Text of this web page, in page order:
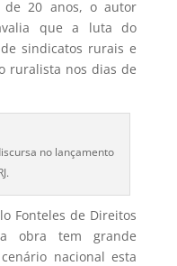
de 20 anos, o autor
que a luta do
sindicatos rurais e
ruralista nos dias de
no lançamento
Fonteles de Direitos
a obra tem grande
nacional esta